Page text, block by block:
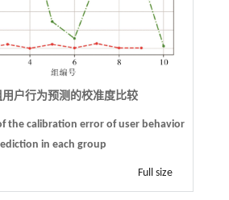
用户行为预测的校准度比较
the calibration error of user behavior
in each group
Full size